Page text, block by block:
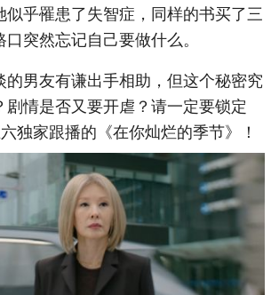
似乎罹患了失智症，同样的书买了三
突然忘记自己要做什么。
的男友有谦出手相助，但这个秘密究
剧情是否又要开虐？请一定要锁定
独家跟播的《在你灿烂的季节》！